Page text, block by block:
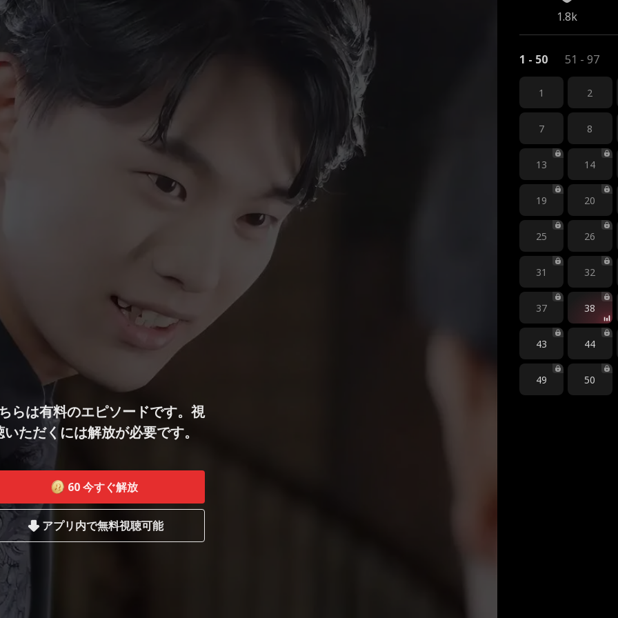
らは有料のエピソードです。視
いただくには解放が必要です。
60 今すぐ解放
アプリ内で無料視聴可能
1.8k
1 - 50 51 - 97
1 2
7 8
13 14
19 20
25 26
31 32
37 38
43 44
49 50